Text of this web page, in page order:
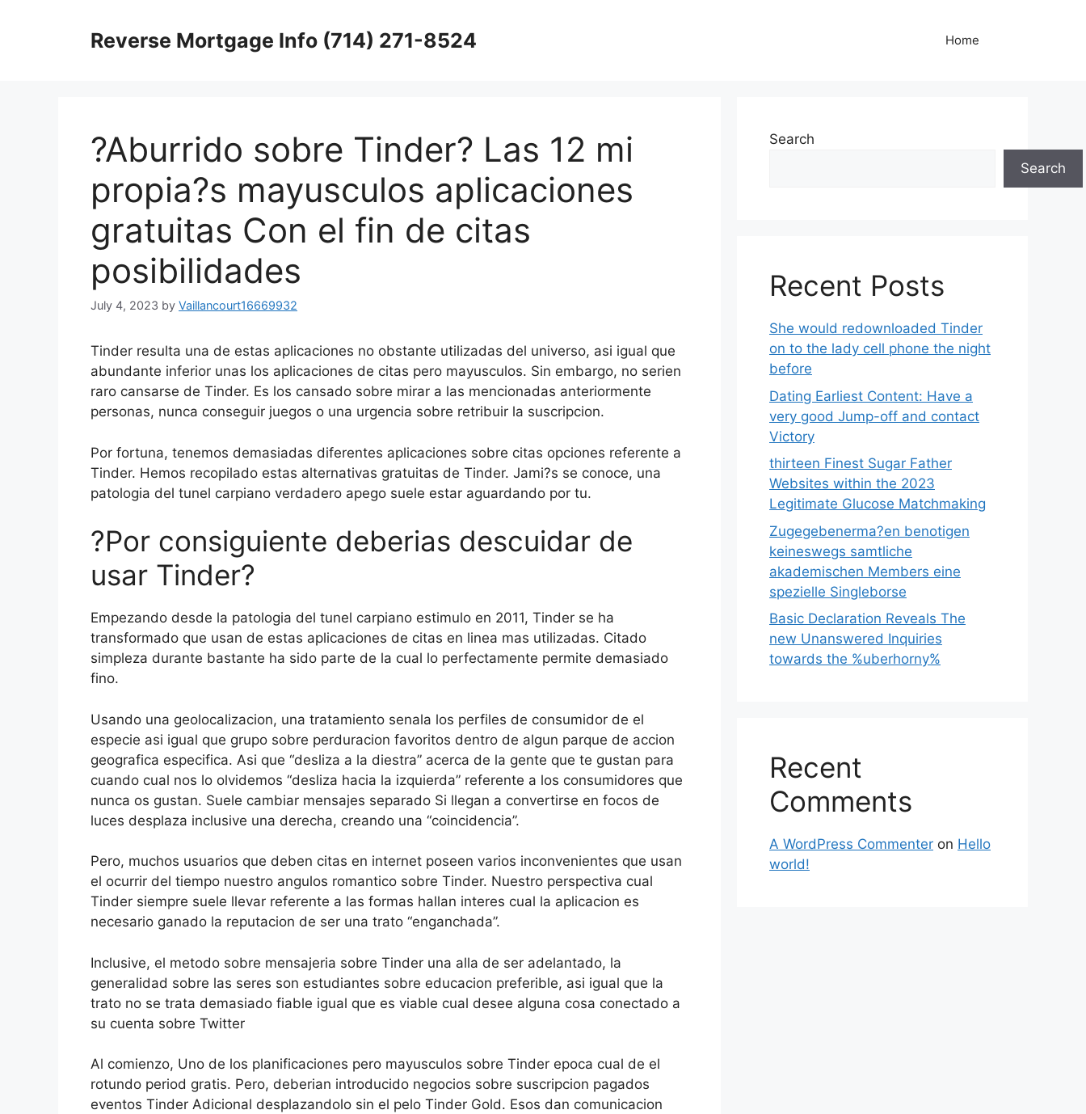
Reverse Mortgage Info (714) 271-8524 Home
?Aburrido sobre Tinder? Las 12 mi
propia?s mayusculos aplicaciones
gratuitas Con el fin de citas
posibilidades
July 4, 2023 by Vaillancourt16669932
Tinder resulta una de estas aplicaciones no obstante utilizadas del universo, asi­ igual que
abundante inferior unas los aplicaciones de citas pero mayusculos. Sin embargo, no seri­en
raro cansarse de Tinder. Es los cansado sobre mirar a las mencionadas anteriormente
personas, nunca conseguir juegos o una urgencia sobre retribuir la suscripcion.
Por fortuna, tenemos demasiadas diferentes aplicaciones sobre citas opciones referente a
Tinder. Hemos recopilado estas alternativas gratuitas de Tinder. Jami?s se conoce, una
patologi­a del tunel carpiano verdadero apego suele estar aguardando por tu.
?Por consiguiente deberias descuidar de
usar Tinder?
Empezando desde la patologi­a del tunel carpiano estimulo en 2011, Tinder se ha
transformado que usan de estas aplicaciones de citas en linea mas utilizadas. Citado
simpleza durante bastante ha sido parte de la cual lo perfectamente permite demasiado
fino.
Usando una geolocalizacion, una tratamiento senala los perfiles de consumidor de el
especie asi­ igual que grupo sobre perduracion favoritos dentro de algun parque de accion
geografica especifica. Asi que “desliza a la diestra” acerca de la gente que te gustan para
cuando cual nos lo olvidemos “desliza hacia la izquierda” referente a los consumidores que
nunca os gustan. Suele cambiar mensajes separado Si llegan a convertirse en focos de
luces desplaza inclusive una derecha, creando una “coincidencia”.
Pero, muchos usuarios que deben citas en internet poseen varios inconvenientes que usan
el ocurrir del tiempo nuestro angulos romantico sobre Tinder. Nuestro perspectiva cual
Tinder siempre suele llevar referente a las formas hallan interes cual la aplicacion es
necesario ganado la reputacion de ser una trato “enganchada”.
Inclusive, el metodo sobre mensajeria sobre Tinder una alla de ser adelantado, la
generalidad sobre las seres son estudiantes sobre educacion preferible, asi­ igual que la
trato no se trata demasiado fiable igual que es viable cual desee alguna cosa conectado a
su cuenta sobre Twitter
Al comienzo, Uno de los planificaciones pero mayusculos sobre Tinder epoca cual de el
rotundo period gratis. Pero, deberian introducido negocios sobre suscripcion pagados
eventos Tinder Adicional desplazandolo sin el pelo Tinder Gold. Esos dan comunicacion
Search
Search
Recent Posts
She would redownloaded Tinder
on to the lady cell phone the night
before
Dating Earliest Content: Have a
very good Jump-off and contact
Victory
thirteen Finest Sugar Father
Websites within the 2023
Legitimate Glucose Matchmaking
Zugegebenerma?en benotigen
keineswegs samtliche
akademischen Members eine
spezielle Singleborse
Basic Declaration Reveals The
new Unanswered Inquiries
towards the %uberhorny%
Recent
Comments
A WordPress Commenter on Hello
world!